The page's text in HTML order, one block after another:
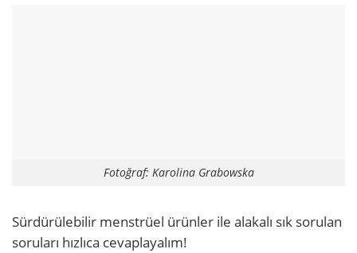
Fotoğraf: Karolina Grabowska
Sürdürülebilir menstrüel ürünler ile alakalı sık sorulan
soruları hızlıca cevaplayalım!